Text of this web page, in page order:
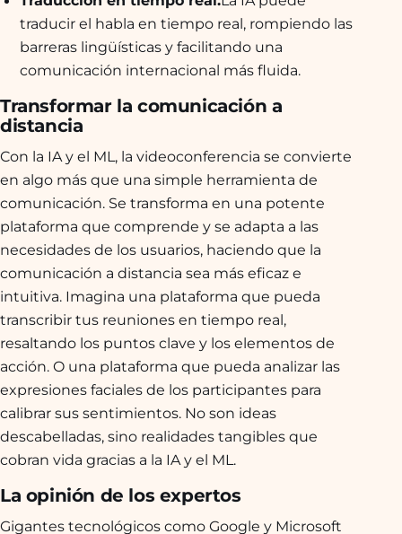
traducir el habla en tiempo real, rompiendo las
barreras lingüísticas y facilitando una
comunicación internacional más fluida.
Transformar la comunicación a
distancia
Con la IA y el ML, la videoconferencia se convierte
en algo más que una simple herramienta de
comunicación. Se transforma en una potente
plataforma que comprende y se adapta a las
necesidades de los usuarios, haciendo que la
comunicación a distancia sea más eficaz e
intuitiva. Imagina una plataforma que pueda
transcribir tus reuniones en tiempo real,
resaltando los puntos clave y los elementos de
acción. O una plataforma que pueda analizar las
expresiones faciales de los participantes para
calibrar sus sentimientos. No son ideas
descabelladas, sino realidades tangibles que
cobran vida gracias a la IA y el ML.
La opinión de los expertos
Gigantes tecnológicos como Google y Microsoft